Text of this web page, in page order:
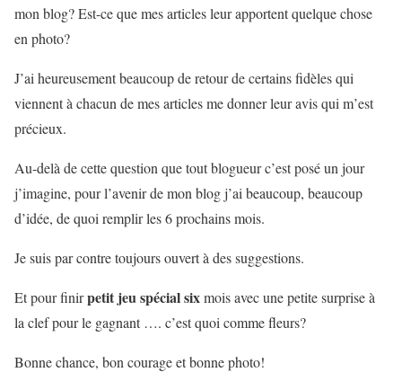
mon blog? Est-ce que mes articles leur apportent quelque chose
en photo?
J’ai heureusement beaucoup de retour de certains fidèles qui
viennent à chacun de mes articles me donner leur avis qui m’est
précieux.
Au-delà de cette question que tout blogueur c’est posé un jour
j’imagine, pour l’avenir de mon blog j’ai beaucoup, beaucoup
d’idée, de quoi remplir les 6 prochains mois.
Je suis par contre toujours ouvert à des suggestions.
Et pour finirpetit jeu spécial sixmois avec une petite surprise à
la clef pour le gagnant …. c’est quoi comme fleurs?
Bonne chance, bon courage et bonne photo!